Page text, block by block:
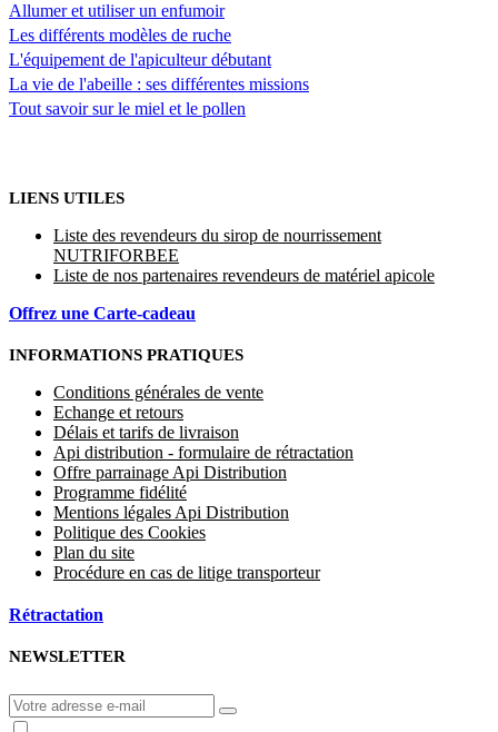
Allumer et utiliser un enfumoir
Les différents modèles de ruche
L'équipement de l'apiculteur débutant
La vie de l'abeille : ses différentes missions
Tout savoir sur le miel et le pollen
LIENS UTILES
Liste des revendeurs du sirop de nourrissement
NUTRIFORBEE
Liste de nos partenaires revendeurs de matériel apicole
Offrez une Carte-cadeau
INFORMATIONS PRATIQUES
Conditions générales de vente
Echange et retours
Délais et tarifs de livraison
Api distribution - formulaire de rétractation
Offre parrainage Api Distribution
Programme fidélité
Mentions légales Api Distribution
Politique des Cookies
Plan du site
Procédure en cas de litige transporteur
Rétractation
NEWSLETTER